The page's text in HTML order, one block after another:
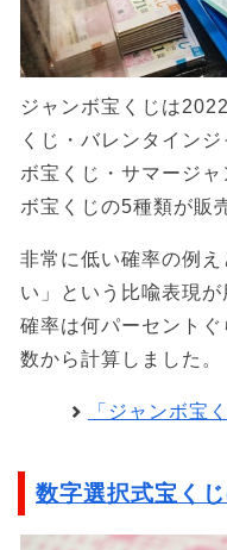
ジャンボ宝くじは
くじ・バレンタイン
ボ宝くじ・サマージ
ボ宝くじの5種類が販
非常に低い確率の例
い」という比喩表現
確率は何パーセント
数から計算しました。
「ジャンボ宝
数字選択式宝く